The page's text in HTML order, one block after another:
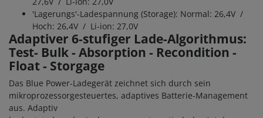
'Lagerungs'-Ladespannung (Storage): Normal: 26,4V /
Hoch: 26,4V / Li-ion: 27,0V
Adaptiver 6-stufiger Lade-Algorithmus:
Test- Bulk - Absorption - Recondition -
Float - Storgage
Das Blue Power-Ladegerät zeichnet sich durch sein
mikroprozessorgesteuertes, adaptives Batterie-Management
aus. Adaptiv